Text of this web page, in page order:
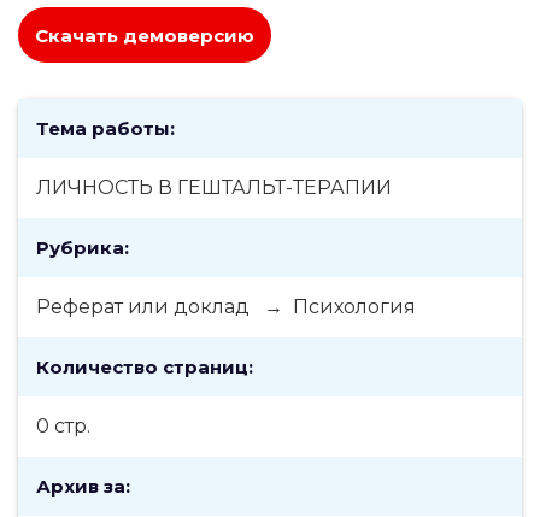
Скачать демоверсию
Тема работы:
ЛИЧНОСТЬ В ГЕШТАЛЬТ-ТЕРАПИИ
Рубрика:
Реферат или доклад → Психология
Количество страниц:
0 стр.
Архив за: